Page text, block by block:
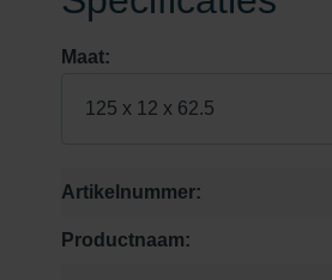
Maat:
125 x 12 x 62.5
Artikelnummer:
Productnaam: